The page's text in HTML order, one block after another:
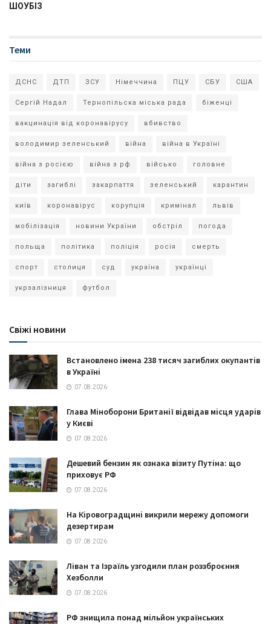
ШОУБІЗ
Теми
ДСНС ДТП ЗСУ Німеччина ПЦУ СБУ США
Сергій Надал Тернопільска міська рада біженці
вакцинація від коронавірусу вбивство
володимир зеленський війна війна в Україні
війна з росією війна з рф військо головне
діти загиблі закарпаття зеленський карантин
київ коронавірус корупція кримінал львів
мобілізація новини України обстріл погода
польща політика поліція росія смерть
спорт столиця суд україна українці
укрзалізниця футбол
Свіжі новини
Встановлено імена 238 тисяч загиблих окупантів
в Україні
07.08.2026
Глава Міноборони Британії відвідав місця ударів
у Києві
07.08.2026
Дешевий бензин як ознака візиту Путіна: що
приховує РФ
07.08.2026
На Кіровоградщині викрили мережу допомоги
дезертирам
07.08.2026
Ліван та Ізраїль узгодили план роззброєння
Хезболли
07.08.2026
РФ знищила понад мільйон українських